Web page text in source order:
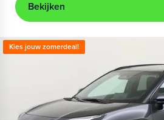
Bekijken
Kies jouw zomerdeal!